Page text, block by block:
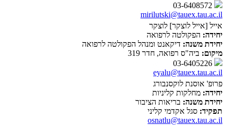
mirilutski@tauex.tau.ac.il
אייל [אייל לוצקר] לוצקר
יחידה: הפקולטה לרפואה
יחידת משנה: דיקאנט ומנהל הפקולטה לרפואה
מיקום: ביה"ס רפואה, חדר 319
eyalu@tauex.tau.ac.il
פרופ' אוסנת לוקסנבורג
יחידה: מחלקות קליניות
יחידת משנה: בריאות הציבור
תפקיד: סגל אקדמי קליני
osnatlu@tauex.tau.ac.il